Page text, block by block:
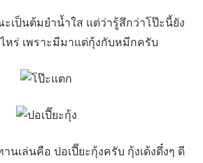
เป็นต้มยำน้ำใส แต่ว่ารู้สึกว่าโป๊ะนี้ยัง
หร่ เพราะมีมาแต่กุ้งกับหมีกครับ
นเล่นคือ ปอเปี๊ยะกุ้งครับ กุ้งเด้งดึ๋งๆ ดี